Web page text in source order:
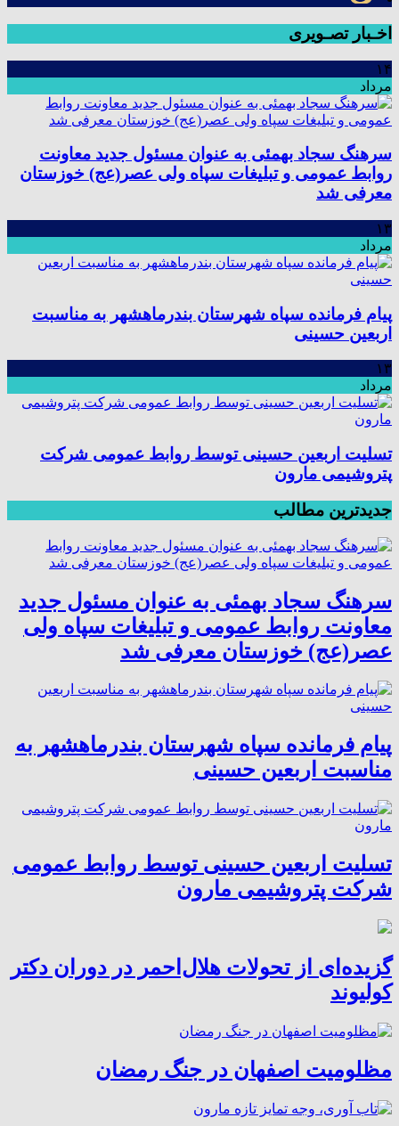
اخـبار تصـویری
۱۴
مرداد
سرهنگ سجاد بهمئی به عنوان مسئول جدید معاونت
روابط عمومی و تبلیغات سپاه ولی عصر(عج) خوزستان
معرفی شد
۱۳
مرداد
پیام فرمانده سپاه شهرستان بندرماهشهر به مناسبت
اربعین حسینی
۱۳
مرداد
تسلیت اربعین حسینی توسط روابط عمومی شرکت
پتروشیمی مارون
جدیدترین مطالب
سرهنگ سجاد بهمئی به عنوان مسئول جدید
معاونت روابط عمومی و تبلیغات سپاه ولی
عصر(عج) خوزستان معرفی شد
پیام فرمانده سپاه شهرستان بندرماهشهر به
مناسبت اربعین حسینی
تسلیت اربعین حسینی توسط روابط عمومی
شرکت پتروشیمی مارون
گزیده‌ای از تحولات هلال‌احمر در دوران دکتر
کولیوند
مظلومیت اصفهان در جنگ رمضان